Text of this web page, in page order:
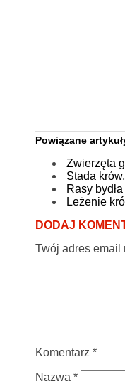
Powiązane
Zwierzęta
Stada
Rasy
Leżenie
DODAJ
Twój adres email
Komentarz *
Nazwa *